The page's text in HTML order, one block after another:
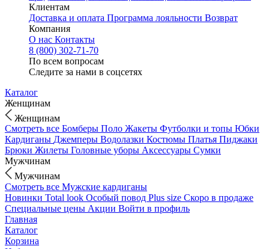
Клиентам
Доставка и оплата Программа лояльности Возврат
Компания
О нас Контакты
8 (800) 302-71-70
По всем вопросам
Следите за нами в соцсетях
Каталог
Женщинам
Женщинам
Смотреть все Бомберы Поло Жакеты Футболки и топы Юбки
Кардиганы Джемперы Водолазки Костюмы Платья Пиджаки
Брюки Жилеты Головные уборы Аксессуары Сумки
Мужчинам
Мужчинам
Смотреть все Мужские кардиганы
Новинки Total look Особый повод Plus size Скоро в продаже
Специальные цены Акции Войти в профиль
Главная
Каталог
Корзина